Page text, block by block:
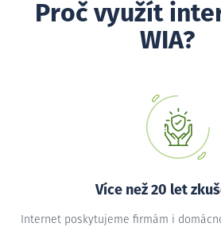
Proč využít
WIA?
Více než 20 let
Internet poskytujeme firmám i